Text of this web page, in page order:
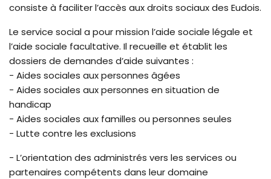
consiste à faciliter l’accès aux droits sociaux des Eudois.
Le service social a pour mission l’aide sociale légale et
l’aide sociale facultative. Il recueille et établit les
dossiers de demandes d’aide suivantes :
- Aides sociales aux personnes âgées
- Aides sociales aux personnes en situation de
handicap
- Aides sociales aux familles ou personnes seules
- Lutte contre les exclusions
- L’orientation des administrés vers les services ou
partenaires compétents dans leur domaine